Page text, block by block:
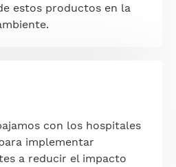
estos productos en la
con los hospitales
implementar
a reducir el impacto